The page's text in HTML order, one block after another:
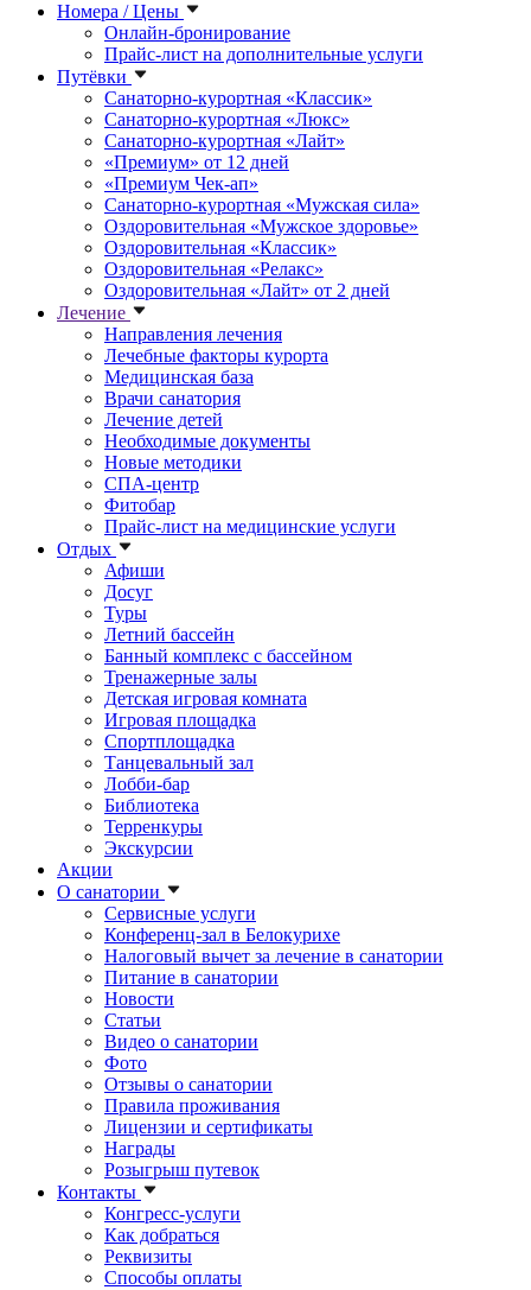
Номера / Цены
Онлайн-бронирование
Прайс-лист на дополнительные услуги
Путёвки
Санаторно-курортная «Классик»
Санаторно-курортная «Люкс»
Санаторно-курортная «Лайт»
«Премиум» от 12 дней
«Премиум Чек-ап»
Санаторно-курортная «Мужская сила»
Оздоровительная «Мужское здоровье»
Оздоровительная «Классик»
Оздоровительная «Релакс»
Оздоровительная «Лайт» от 2 дней
Лечение
Направления лечения
Лечебные факторы курорта
Медицинская база
Врачи санатория
Лечение детей
Необходимые документы
Новые методики
СПА-центр
Фитобар
Прайс-лист на медицинские услуги
Отдых
Афиши
Досуг
Туры
Летний бассейн
Банный комплекс с бассейном
Тренажерные залы
Детская игровая комната
Игровая площадка
Спортплощадка
Танцевальный зал
Лобби-бар
Библиотека
Терренкуры
Экскурсии
Акции
О санатории
Сервисные услуги
Конференц-зал в Белокурихе
Налоговый вычет за лечение в санатории
Питание в санатории
Новости
Статьи
Видео о санатории
Фото
Отзывы о санатории
Правила проживания
Лицензии и сертификаты
Награды
Розыгрыш путевок
Контакты
Конгресс-услуги
Как добраться
Реквизиты
Способы оплаты